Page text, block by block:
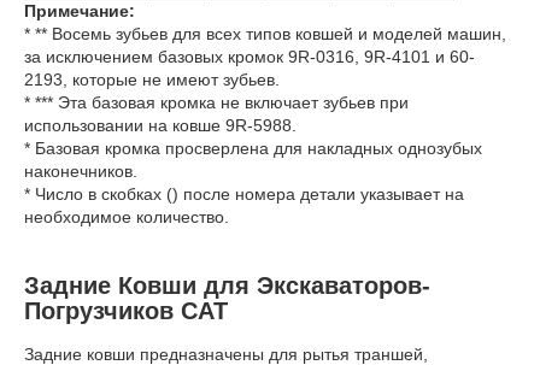
Примечание:
* ** Восемь зубьев для всех типов ковшей и моделей машин,
за исключением базовых кромок 9R-0316, 9R-4101 и 60-
2193, которые не имеют зубьев.
* *** Эта базовая кромка не включает зубьев при
использовании на ковше 9R-5988.
* Базовая кромка просверлена для накладных однозубых
наконечников.
* Число в скобках () после номера детали указывает на
необходимое количество.
Задние Ковши для Экскаваторов-
Погрузчиков CAT
Задние ковши предназначены для рытья траншей,